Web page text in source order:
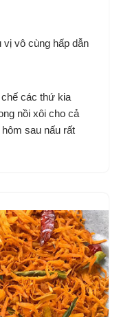
vô cùng hấp dẫn
các thứ kia
nồi xôi cho cả
sau nấu rất